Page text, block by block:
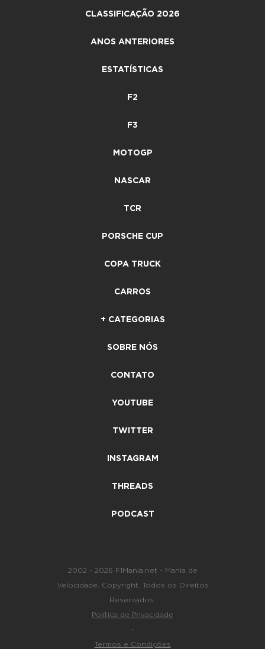
CLASSIFICAÇÃO 2026
ANOS ANTERIORES
ESTATÍSTICAS
F2
F3
MOTOGP
NASCAR
TCR
PORSCHE CUP
COPA TRUCK
CARROS
+ CATEGORIAS
SOBRE NÓS
CONTATO
YOUTUBE
TWITTER
INSTAGRAM
THREADS
PODCAST
2002 - 2026 F1Mania.net - Mania de
Velocidade. Copyright. Todos os Direitos
Reservados.
Política de Privacidade
-
Termos e Condições